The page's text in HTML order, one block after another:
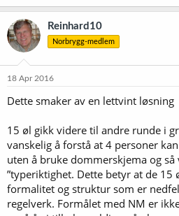
Reinhard10
Norbrygg-medlem
18 Apr 2016
Dette smaker av en lettvint løsning
15 øl gikk videre til andre runde i
vanskelig å forstå at 4 personer
uten å bruke dommerskjema og
”typeriktighet. Dette betyr at de 15
formalitet og struktur som er
regelverk. Formålet med NM er